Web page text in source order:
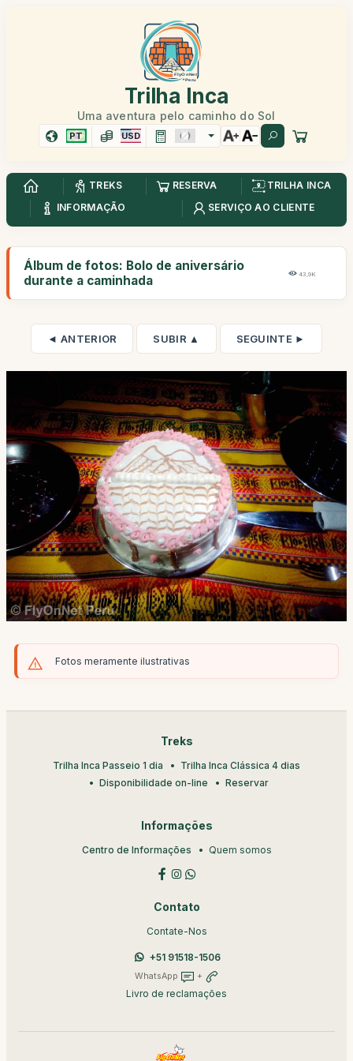
Trilha Inca
Uma aventura pelo caminho do Sol
PT USD
TREKS RESERVA
TRILHA INCA
INFORMAÇÃO
SERVIÇO AO CLIENTE
Álbum de fotos: Bolo de aniversário
durante a caminhada
43,9K
◄ ANTERIOR SUBIR ▲ SEGUINTE ►
Fotos meramente ilustrativas
Treks
Trilha Inca Passeio 1 dia
Trilha Inca Clássica 4 dias
Disponibilidade on-line
Reservar
Informações
Centro de Informações Quem somos
Contato
Contate-Nos
+51 91518-1506
WhatsApp +
Livro de reclamações